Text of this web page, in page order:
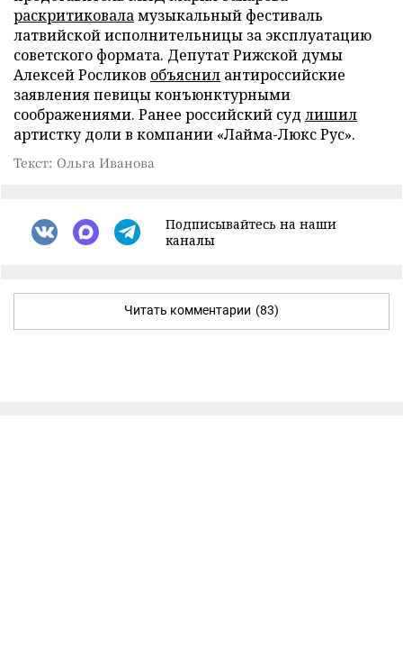
раскритиковаламузыкальный фестиваль
латвийской исполнительницы за эксплуатацию
советского формата. Депутат Рижской думы
Алексей Росликов объяснил антироссийские
заявления певицы конъюнктурными
соображениями. Ранее российский суд лишил
артистку доли в компании «Лайма-Люкс Рус».
Текст: Ольга Иванова
Подписывайтесь на наши
каналы
Читать комментарии (83)